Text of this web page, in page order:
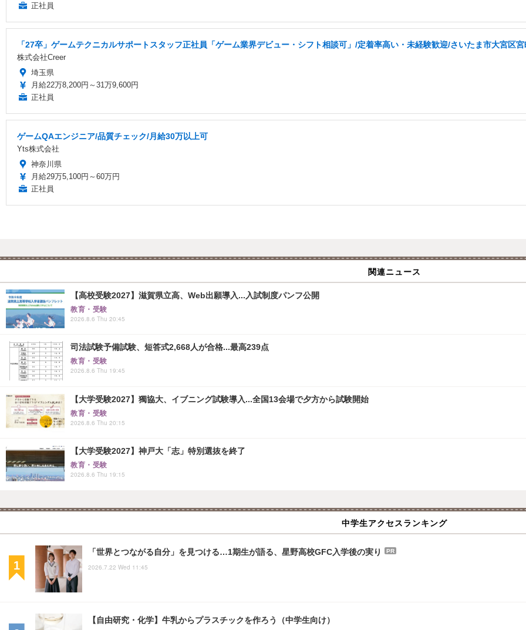
正社員
「27卒」ゲームテクニカルサポートスタッフ正社員「ゲーム業界デビュー・シフト相談可」/定着率高い・未経験歓迎/さいたま市大宮区
株式会社Creer
埼玉県
月給22万8,200円～31万9,600円
正社員
ゲームQAエンジニア/品質チェック/月給30万以上可
Yts株式会社
神奈川県
月給29万5,100円～60万円
正社員
関連ニュース
【高校受験2027】滋賀県立高、Web出願導入...入試制度パンフ公開
教育・受験
2026.8.6 Thu 20:45
司法試験予備試験、短答式2,668人が合格...最高239点
教育・受験
2026.8.6 Thu 19:45
【大学受験2027】獨協大、イブニング試験導入...全国13会場で夕方から試験開始
教育・受験
2026.8.6 Thu 20:15
【大学受験2027】神戸大「志」特別選抜を終了
教育・受験
2026.8.6 Thu 19:15
中学生アクセスランキング
「世界とつながる自分」を見つける…1期生が語る、星野高校GFC入学後の実り PR
2026.7.22 Wed 11:45
【自由研究・化学】牛乳からプラスチックを作ろう（中学生向け）